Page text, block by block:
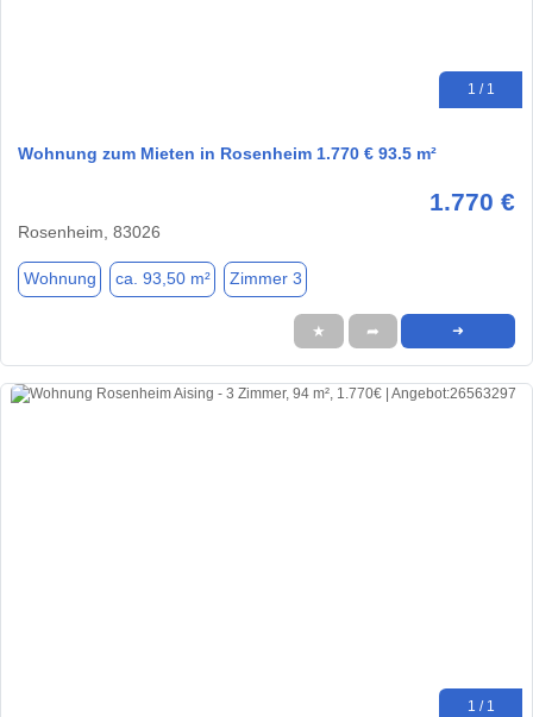
1 / 1
Wohnung zum Mieten in Rosenheim 1.770 € 93.5 m²
1.770 €
Rosenheim, 83026
Wohnung ca. 93,50 m² Zimmer 3
★ ➦ ➜
1 / 1